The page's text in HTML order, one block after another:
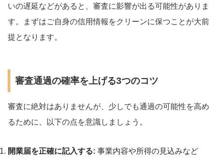
いの遅延などがあると、審査に影響が出る可能性がありま
す。まずはご自身の信用情報をクリーンに保つことが大前
提となります。
審査通過の確率を上げる3つのコツ
審査に絶対はありませんが、少しでも通過の可能性を高め
るために、以下の点を意識しましょう。
開業届を正確に記入する: 事業内容や所得の見込みなど